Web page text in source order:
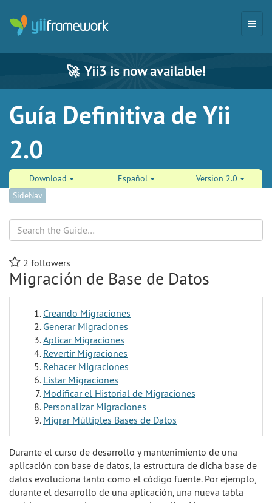
🚀 Yii3 is now available!
Guía Definitiva de Yii
2.0
Download Español
Version 2.0
SideNav
2 followers
Migración de Base de Datos
Creando Migraciones
Generar Migraciones
Aplicar Migraciones
Revertir Migraciones
Rehacer Migraciones
Listar Migraciones
Modificar el Historial de Migraciones
Personalizar Migraciones
Migrar Múltiples Bases de Datos
Durante el curso de desarrollo y mantenimiento de una
aplicación con base de datos, la estructura de dicha base de
datos evoluciona tanto como el código fuente. Por ejemplo,
durante el desarrollo de una aplicación, una nueva tabla